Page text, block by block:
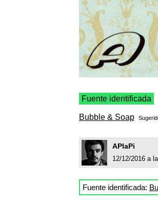
Fuente identificada
Bubble & Soap
APlaPi
12/12/2016 a
Fuente identificada: